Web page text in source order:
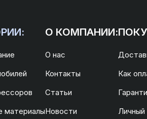
материалы
О КОМПАНИИ:
О нас
Контакты
Статьи
Новости
Как
Личный